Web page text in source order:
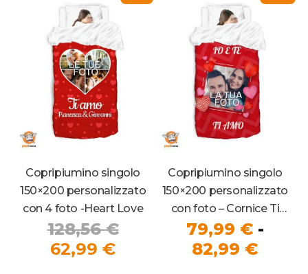
Copripiumino singolo
150×200 personalizzato
con 4 foto -Heart Love
128,56€Il
62,99€Il
Copripiumino singolo
150×200 personalizzato
con foto – Cornice Ti
Amo
79,99 € -
82,99 €